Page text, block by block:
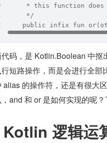
* this function does
     */
public infix fun
码，是 Kotlin.Boolean 中
短路操作，而是会进行全部
alias 的操作符，还是有很大区
and 和 or 是如何实现的呢
逻辑运